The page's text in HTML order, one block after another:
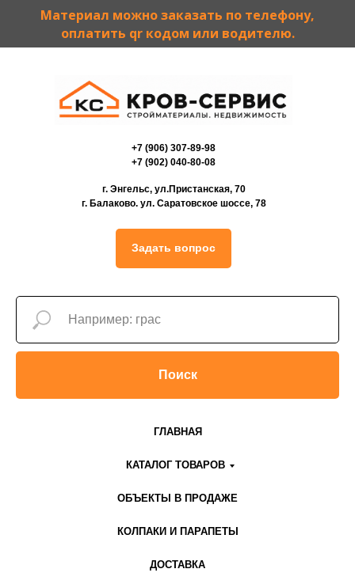
Материал можно заказать по телефону,
оплатить qr кодом или водителю.
+7 (906) 307-89-98
+7 (902) 040-80-08
г. Энгельс, ул.Пристанская, 70
г. Балаково. ул. Саратовское шоссе, 78
Задать вопрос
Поиск
ГЛАВНАЯ
КАТАЛОГ ТОВАРОВ
ОБЪЕКТЫ В ПРОДАЖЕ
КОЛПАКИ И ПАРАПЕТЫ
ДОСТАВКА